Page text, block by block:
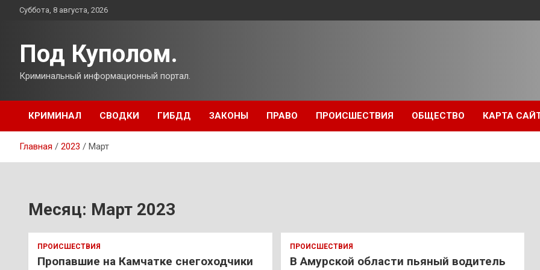
ПерейтиСуббота, 8 августа, 2026
Под Куполом.
Криминальный информационный портал.
КРИМИНАЛ СВОДКИ ГИБДД ЗАКОНЫ ПРАВО ПРОИСШЕСТВИЯ ОБЩЕСТВО КАРТА
Главная 2023 Март
Месяц: Март 2023
ПРОИСШЕСТВИЯ
Пропавшие на Камчатке снегоходчики
ПРОИСШЕСТВИЯ
В Амурской области пьяный водитель